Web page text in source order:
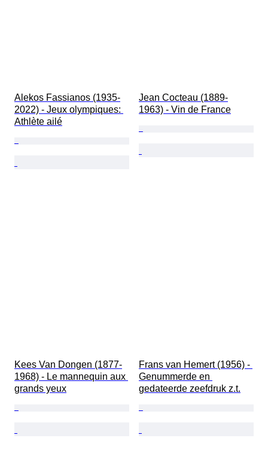
Alekos Fassianos (1935-
2022) - Jeux olympiques:
Athlète ailé
Jean Cocteau (1889-
1963) - Vin de France
Kees Van Dongen (1877-
1968) - Le mannequin aux
grands yeux
Frans van Hemert (1956) -
Genummerde en
gedateerde zeefdruk z.t.